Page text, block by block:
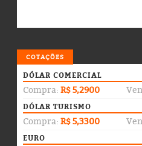
COTAÇÕES
DÓLAR COMERCIAL
Compra: R$ 5,2900
DÓLAR TURISMO
Compra: R$ 5,3300
EURO